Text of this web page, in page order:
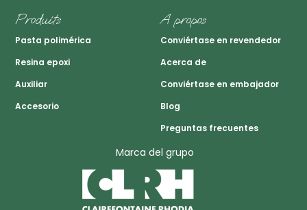
Produits
Pasta polimérica
Resina epoxi
Auxiliar
Accesorio
A propos
Conviértase en revendedor
Acerca de
Conviértase en embajador
Blog
Preguntas frecuentes
Marca del grupo